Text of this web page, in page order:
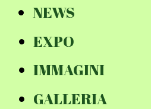
NEWS
EXPO
IMMAGINI
GALLERIA